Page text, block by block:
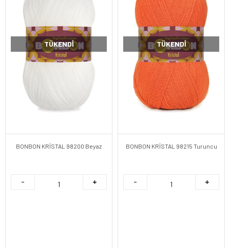
TÜKENDI
BONBON KRİSTAL 98200 Beyaz
TÜKENDI
BONBON KRİSTAL 98215 Turuncu